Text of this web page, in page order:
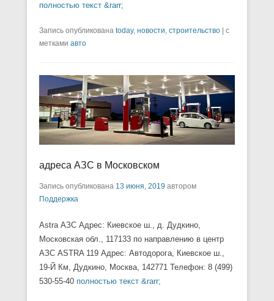
полностью текст &rarr;
Запись опубликована today, новости, строительство
с
метками авто
адреса АЗС в Московском
Запись опубликована 13 июня, 2019 автором
Поддержка
Astra АЗС Адрес: Киевское ш., д. Дудкино,
Московская обл., 117133 по направлению в центр
АЗС ASTRA 119 Адрес: Автодорога, Киевское ш.,
19-Й Км, Дудкино, Москва, 142771 Телефон: 8 (499)
530-55-40 полностью текст &rarr;